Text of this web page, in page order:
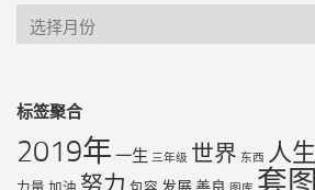
标签聚合
2019年 一生 三年级 世界 东西 人生
努力 套图